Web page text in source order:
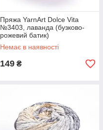
Пряжа YarnArt Dolce Vita
№3403, лаванда (бузково-
рожевий батик)
Немає в наявності
149 ₴